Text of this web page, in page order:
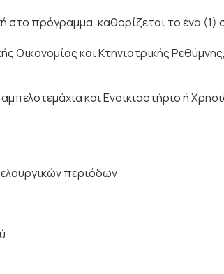
στο πρόγραμμα, καθορίζεται το ένα (1)
Οικονομίας και Κτηνιατρικής
και Ενοικιαστήριο ή
περιόδων